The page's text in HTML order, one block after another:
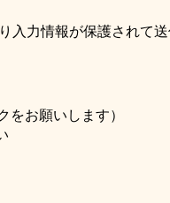
入力情報が保護されて送
をお願いします）